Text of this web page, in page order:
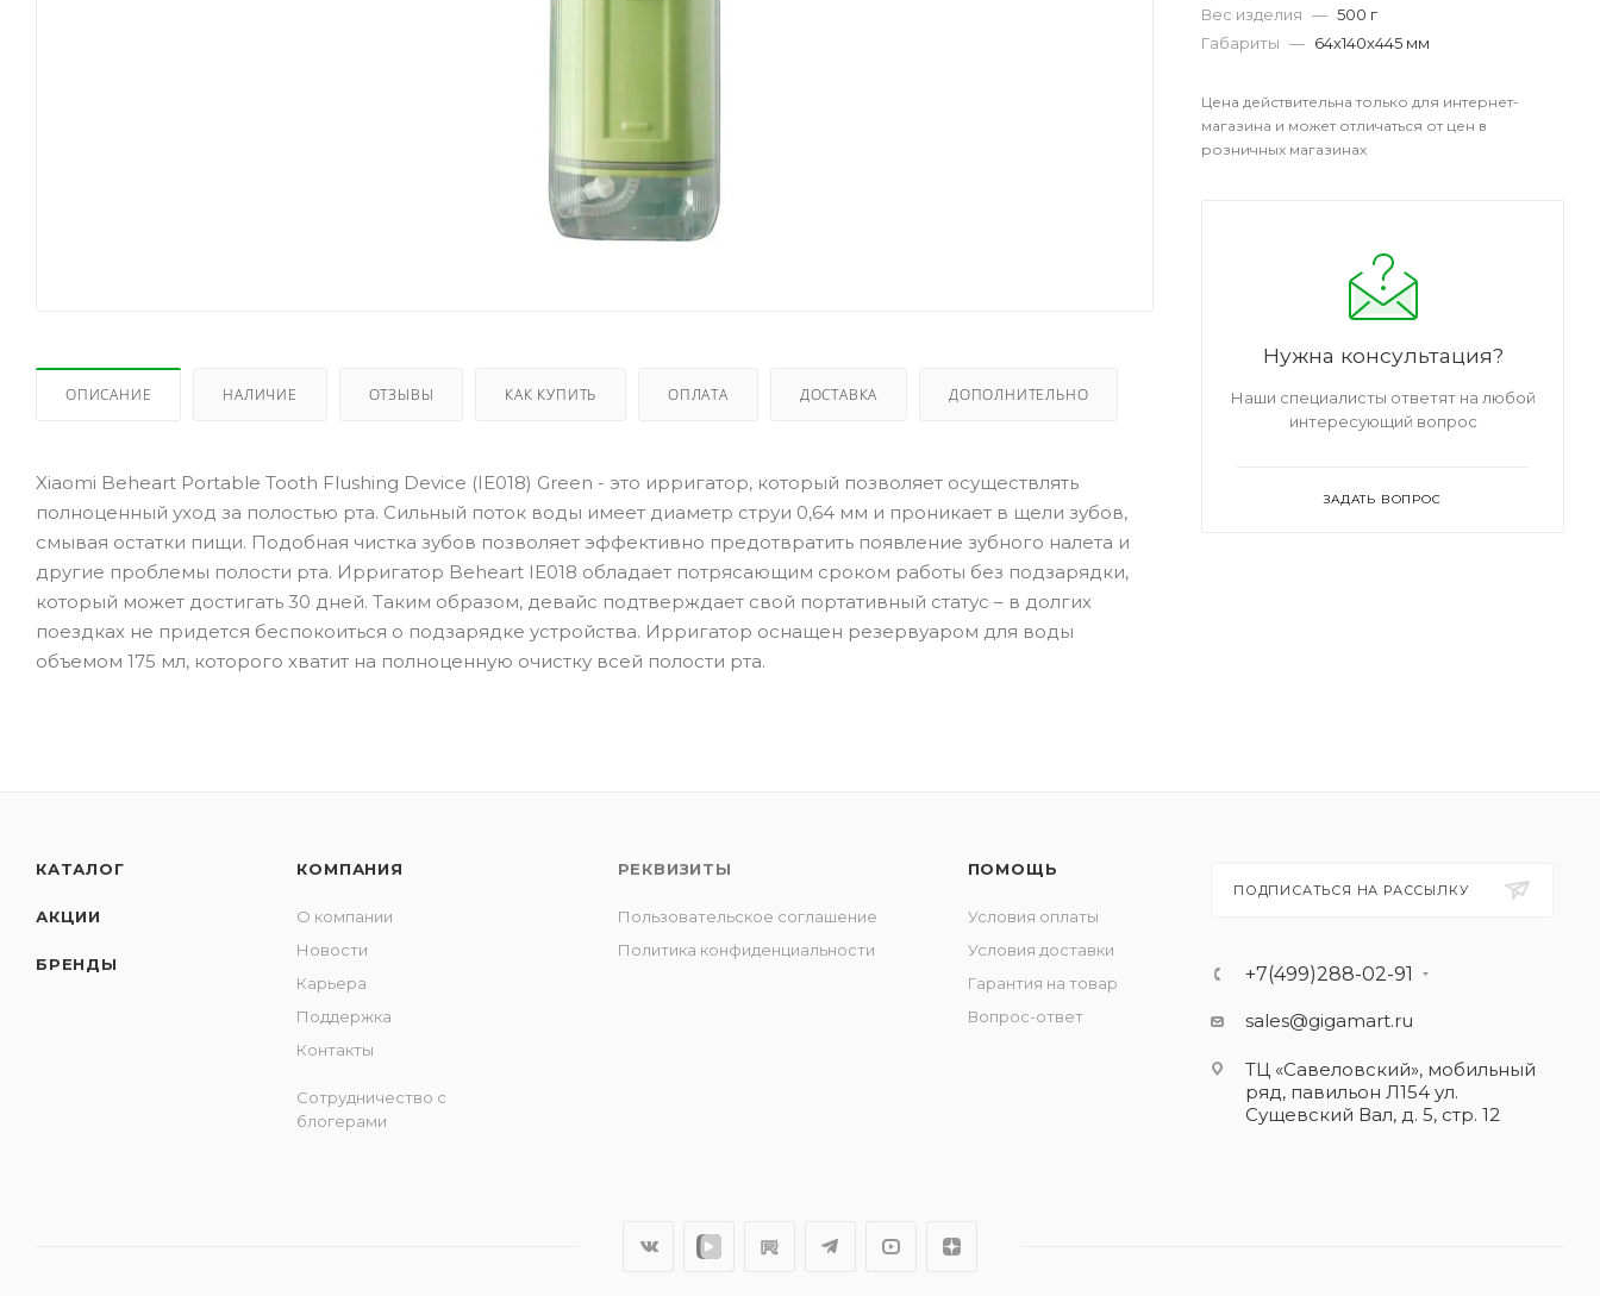
ОПИСАНИЕ НАЛИЧИЕ ОТЗЫВЫ КАК КУПИТЬ ОПЛАТА ДОСТАВКА ДОПОЛНИТЕЛЬНО
Xiaomi Beheart Portable Tooth Flushing Device (IE018) Green - это ирригатор, который позволяет осуществлять
полноценный уход за полостью рта. Сильный поток воды имеет диаметр струи 0,64 мм и проникает в щели зубов,
смывая остатки пищи. Подобная чистка зубов позволяет эффективно предотвратить появление зубного налета и
другие проблемы полости рта. Ирригатор Beheart IE018 обладает потрясающим сроком работы без подзарядки,
который может достигать 30 дней. Таким образом, девайс подтверждает свой портативный статус – в долгих
поездках не придется беспокоиться о подзарядке устройства. Ирригатор оснащен резервуаром для воды
объемом 175 мл, которого хватит на полноценную очистку всей полости рта.
Вес изделия — 500 г
Габариты — 64х140х445 мм
Цена действительна только для интернет-
магазина и может отличаться от цен в
розничных магазинах
Нужна консультация?
Наши специалисты ответят на любой
интересующий вопрос
ЗАДАТЬ ВОПРОС
КАТАЛОГ
АКЦИИ
БРЕНДЫ
КОМПАНИЯ
О компании
Новости
Карьера
Поддержка
Контакты
Сотрудничество с
блогерами
РЕКВИЗИТЫ
Пользовательское соглашение
Политика конфиденциальности
ПОМОЩЬ
Условия оплаты
Условия доставки
Гарантия на товар
Вопрос-ответ
ПОДПИСАТЬСЯ НА РАССЫЛКУ
+7(499)288-02-91
sales@gigamart.ru
ТЦ «Савеловский», мобильный
ряд, павильон Л154 ул.
Сущевский Вал, д. 5, стр. 12